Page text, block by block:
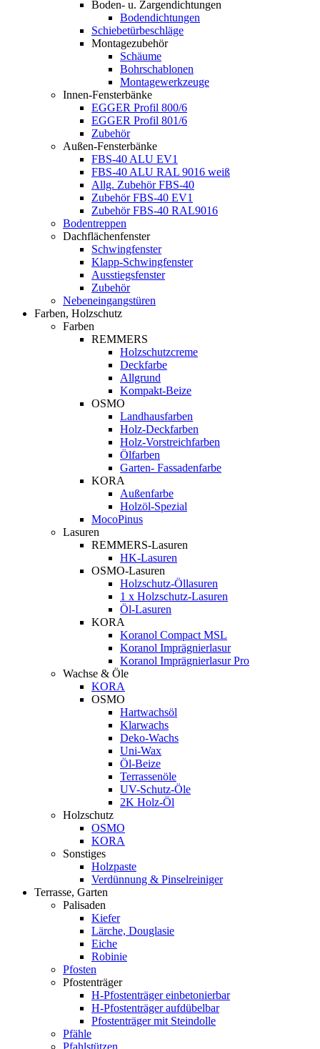
Boden- u. Zargendichtungen
Bodendichtungen
Schiebetürbeschläge
Montagezubehör
Schäume
Bohrschablonen
Montagewerkzeuge
Innen-Fensterbänke
EGGER Profil 800/6
EGGER Profil 801/6
Zubehör
Außen-Fensterbänke
FBS-40 ALU EV1
FBS-40 ALU RAL 9016 weiß
Allg. Zubehör FBS-40
Zubehör FBS-40 EV1
Zubehör FBS-40 RAL9016
Bodentreppen
Dachflächenfenster
Schwingfenster
Klapp-Schwingfenster
Ausstiegsfenster
Zubehör
Nebeneingangstüren
Farben, Holzschutz
Farben
REMMERS
Holzschutzcreme
Deckfarbe
Allgrund
Kompakt-Beize
OSMO
Landhausfarben
Holz-Deckfarben
Holz-Vorstreichfarben
Ölfarben
Garten- Fassadenfarbe
KORA
Außenfarbe
Holzöl-Spezial
MocoPinus
Lasuren
REMMERS-Lasuren
HK-Lasuren
OSMO-Lasuren
Holzschutz-Öllasuren
1 x Holzschutz-Lasuren
Öl-Lasuren
KORA
Koranol Compact MSL
Koranol Imprägnierlasur
Koranol Imprägnierlasur Pro
Wachse & Öle
KORA
OSMO
Hartwachsöl
Klarwachs
Deko-Wachs
Uni-Wax
Öl-Beize
Terrassenöle
UV-Schutz-Öle
2K Holz-Öl
Holzschutz
OSMO
KORA
Sonstiges
Holzpaste
Verdünnung & Pinselreiniger
Terrasse, Garten
Palisaden
Kiefer
Lärche, Douglasie
Eiche
Robinie
Pfosten
Pfostenträger
H-Pfostenträger einbetonierbar
H-Pfostenträger aufdübelbar
Pfostenträger mit Steindolle
Pfähle
Pfahlstützen